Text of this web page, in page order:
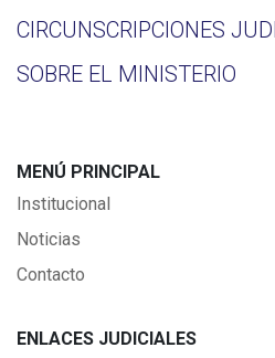
CIRCUNSCRIPCIONES
SOBRE EL MINISTERIO
MENÚ PRINCIPAL
Institucional
Noticias
Contacto
ENLACES JUDICIALES